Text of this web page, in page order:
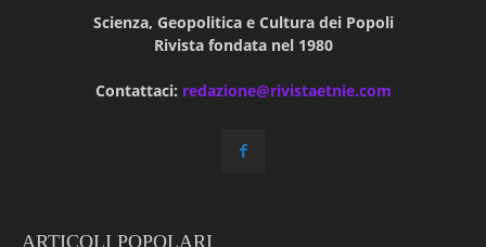
Scienza, Geopolitica e Cultura dei Popoli
Rivista fondata nel 1980
Contattaci: redazione@rivistaetnie.com
ARTICOLI POPOLARI